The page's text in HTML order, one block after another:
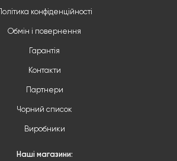
Політика конфіденційності
Обмін і повернення
Гарантія
Контакти
Партнери
Чорний список
Виробники
Наші магазини: